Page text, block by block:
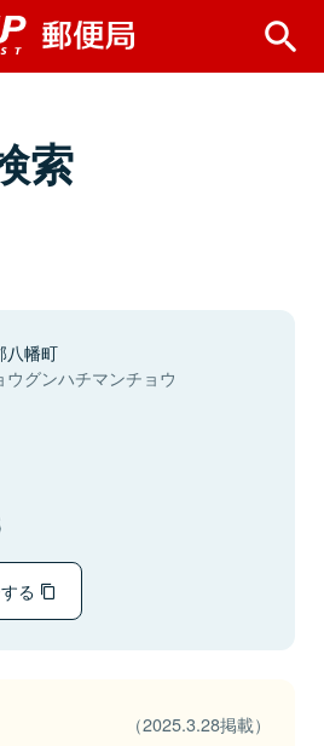
索
八幡町
ウグンハチマンチョウ
る
（2025.3.28掲載）